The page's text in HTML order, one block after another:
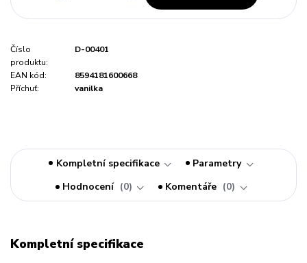
Číslo
produktu:
D-00401
EAN kód:
8594181600668
Příchuť:
vanilka
Kompletní specifikace
Parametry
Hodnocení
0 Komentáře 0
Kompletní specifikace